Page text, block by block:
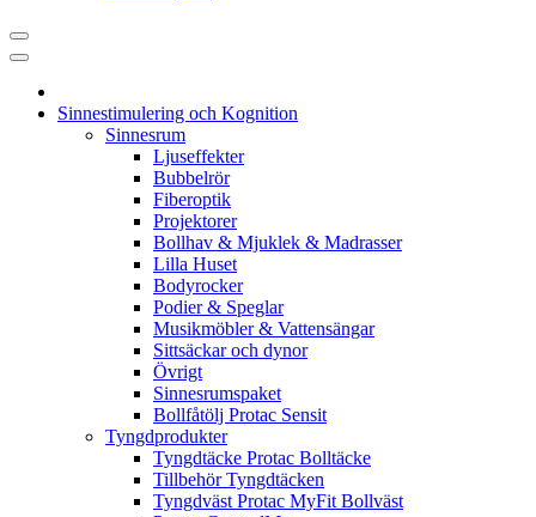
Sinnestimulering och Kognition
Sinnesrum
Ljuseffekter
Bubbelrör
Fiberoptik
Projektorer
Bollhav & Mjuklek & Madrasser
Lilla Huset
Bodyrocker
Podier & Speglar
Musikmöbler & Vattensängar
Sittsäckar och dynor
Övrigt
Sinnesrumspaket
Bollfåtölj Protac Sensit
Tyngdprodukter
Tyngdtäcke Protac Bolltäcke
Tillbehör Tyngdtäcken
Tyngdväst Protac MyFit Bollväst